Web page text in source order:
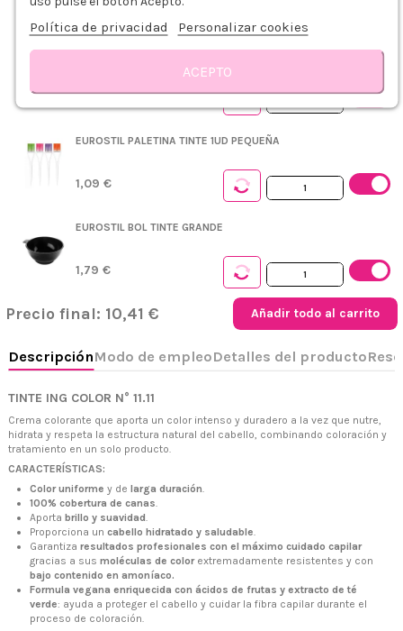
3,79 €
PLASTICAPS PEINADOR DESECHABLE AZUL 5UDS
0,75 €
EUROSTIL PALETINA TINTE 1UD PEQUEÑA
1,09 €
EUROSTIL BOL TINTE GRANDE
1,79 €
Precio final: 10,41 € Añadir todo al carrito
Detalles del producto
TINTE ING COLOR N° 11.11
Crema colorante que aporta un color intenso y duradero a la vez que nutre,
hidrata y respeta la estructura natural del cabello, combinando coloración y
tratamiento en un solo producto.
CARACTERÍSTICAS:
Color uniforme y de larga duración.
100% cobertura de canas.
Aporta brillo y suavidad.
Proporciona un cabello hidratado y saludable.
Garantiza resultados profesionales con el máximo cuidado capilar
gracias a sus moléculas de colorextremadamente resistentes y con
bajo contenido en amoníaco.
Formula vegana enriquecida con ácidos de frutas y extracto de té
verde: ayuda a proteger el cabello y cuidar la fibra capilar durante el
proceso de coloración.
+34 968 06 63 44L-V 10:00 - 14:00
+34 601 27 80 18
Avenida de los Dolores 32, Murcia
Política de privacidad Personalizar cookies
ACEPTO